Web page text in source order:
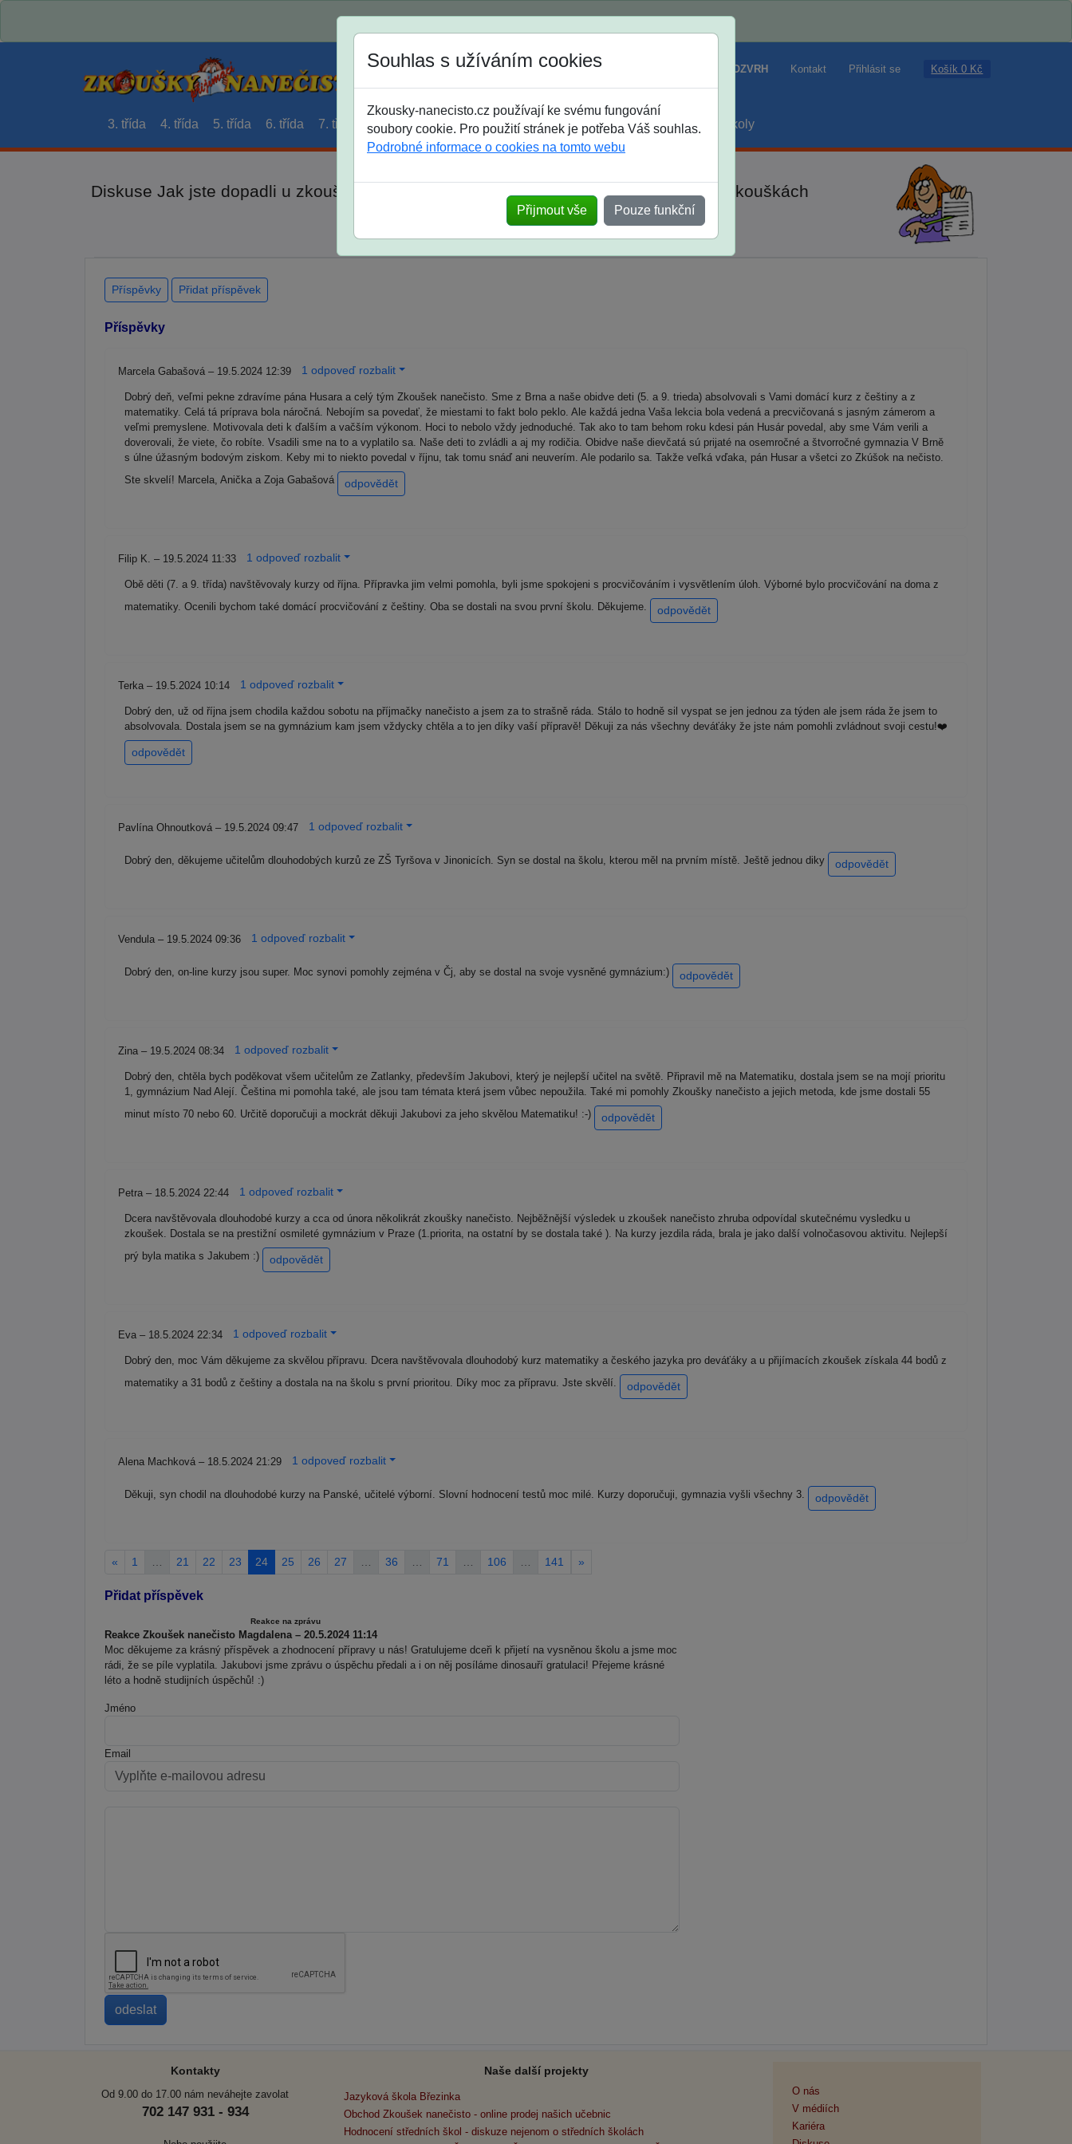
Jak si vybrat ROZVRH Kontakt Přihlásit se Košík 0 Kč
3. třída 4. třída 5. třída 6. třída 7. třída 8. třída 9. třída střední maturanti soutěže prázdniny školy
Diskuse Jak jste dopadli u zkoušek na SŠ? Vaše ohlasy po skutečných přijímacích zkouškách
Souhlas s užíváním cookies
Zkousky-nanecisto.cz používají ke svému fungování
soubory cookie. Pro použití stránek je potřeba Váš souhlas.
Podrobné informace o cookies na tomto webu
Přijmout vše Pouze funkční
Příspěvky Přidat příspěvek
Příspěvky
Marcela Gabašová – 19.5.2024 12:39 1 odpoveď rozbalit
Dobrý deň, veľmi pekne zdravíme pána Husara a celý tým Zkoušek nanečisto. Sme z Brna a naše obidve deti (5. a 9. trieda) absolvovali s Vami domácí kurz z češtiny a z
matematiky. Celá tá príprava bola náročná. Nebojím sa povedať, že miestami to fakt bolo peklo. Ale každá jedna Vaša lekcia bola vedená a precvičovaná s jasným zámerom a
veľmi premyslene. Motivovala deti k ďalším a vačším výkonom. Hoci to nebolo vždy jednoduché. Tak ako to tam behom roku kdesi pán Husár povedal, aby sme Vám verili a
doverovali, že viete, čo robíte. Vsadili sme na to a vyplatilo sa. Naše deti to zvládli a aj my rodičia. Obidve naše dievčatá sú prijaté na osemročné a štvorročné gymnazia V Brně
s úlne úžasným bodovým ziskom. Keby mi to niekto povedal v říjnu, tak tomu snáď ani neuverím. Ale podarilo sa. Takže veľká vďaka, pán Husar a všetci zo Zkúšok na nečisto.
Ste skvelí! Marcela, Anička a Zoja Gabašová
odpovědět
Filip K. – 19.5.2024 11:33 1 odpoveď rozbalit
Obě děti (7. a 9. třída) navštěvovaly kurzy od října. Přípravka jim velmi pomohla, byli jsme spokojeni s procvičováním i vysvětlením úloh. Výborné bylo procvičování na doma z
matematiky. Ocenili bychom také domácí procvičování z češtiny. Oba se dostali na svou první školu. Děkujeme.
odpovědět
Terka – 19.5.2024 10:14 1 odpoveď rozbalit
Dobrý den, už od října jsem chodila každou sobotu na příjmačky nanečisto a jsem za to strašně ráda. Stálo to hodně sil vyspat se jen jednou za týden ale jsem ráda že jsem to
absolvovala. Dostala jsem se na gymnázium kam jsem vždycky chtěla a to jen díky vaší přípravě! Děkuji za nás všechny deváťáky že jste nám pomohli zvládnout svoji cestu!❤️
odpovědět
Pavlína Ohnoutková – 19.5.2024 09:47 1 odpoveď rozbalit
Dobrý den, děkujeme učitelům dlouhodobých kurzů ze ZŠ Tyršova v Jinonicích. Syn se dostal na školu, kterou měl na prvním místě. Ještě jednou diky odpovědět
Vendula – 19.5.2024 09:36 1 odpoveď rozbalit
Dobrý den, on-line kurzy jsou super. Moc synovi pomohly zejména v Čj, aby se dostal na svoje vysněné gymnázium:) odpovědět
Zina – 19.5.2024 08:34 1 odpoveď rozbalit
Dobrý den, chtěla bych poděkovat všem učitelům ze Zatlanky, především Jakubovi, který je nejlepší učitel na světě. Připravil mě na Matematiku, dostala jsem se na mojí prioritu
1, gymnázium Nad Alejí. Čeština mi pomohla také, ale jsou tam témata která jsem vůbec nepoužila. Také mi pomohly Zkoušky nanečisto a jejich metoda, kde jsme dostali 55
minut místo 70 nebo 60. Určitě doporučuji a mockrát děkuji Jakubovi za jeho skvělou Matematiku! :-)
odpovědět
Petra – 18.5.2024 22:44 1 odpoveď rozbalit
Dcera navštěvovala dlouhodobé kurzy a cca od února několikrát zkoušky nanečisto. Nejběžnější výsledek u zkoušek nanečisto zhruba odpovídal skutečnému vysledku u
zkoušek. Dostala se na prestižní osmileté gymnázium v Praze (1.priorita, na ostatní by se dostala také ). Na kurzy jezdila ráda, brala je jako další volnočasovou aktivitu. Nejlepší
prý byla matika s Jakubem :)
odpovědět
Eva – 18.5.2024 22:34 1 odpoveď rozbalit
Dobrý den, moc Vám děkujeme za skvělou přípravu. Dcera navštěvovala dlouhodobý kurz matematiky a českého jazyka pro deváťáky a u přijímacích zkoušek získala 44 bodů z
matematiky a 31 bodů z češtiny a dostala na na školu s první prioritou. Díky moc za přípravu. Jste skvělí.
odpovědět
Alena Machková – 18.5.2024 21:29 1 odpoveď rozbalit
Děkuji, syn chodil na dlouhodobé kurzy na Panské, učitelé výborní. Slovní hodnocení testů moc milé. Kurzy doporučuji, gymnazia vyšli všechny 3. odpovědět
« 1 21 22 23 24 25 26 27 36 71 106 141 »
Přidat příspěvek
Reakce na zprávu
Reakce Zkoušek nanečisto Magdalena – 20.5.2024 11:14
Moc děkujeme za krásný příspěvek a zhodnocení přípravy u nás! Gratulujeme dceři k přijetí na vysněnou školu a jsme moc
rádi, že se píle vyplatila. Jakubovi jsme zprávu o úspěchu předali a i on něj posíláme dinosauří gratulaci! Přejeme krásné
léto a hodně studijních úspěchů! :)
Jméno
Email
Kontakty
Od 9.00 do 17.00 nám neváhejte zavolat
702 147 931 - 934
Naše další projekty
Jazyková škola Březinka
Obchod Zkoušek nanečisto - online prodej našich učebnic
Hodnocení středních škol - diskuze nejenom o středních školách
O nás
V médiích
Kariéra